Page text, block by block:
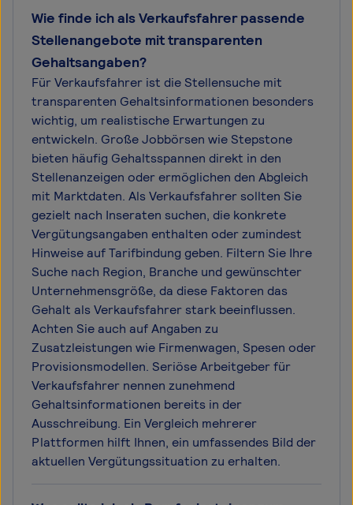
Wie finde ich als Verkaufsfahrer passende
Stellenangebote mit transparenten
Gehaltsangaben?
Für Verkaufsfahrer ist die Stellensuche mit
transparenten Gehaltsinformationen besonders
wichtig, um realistische Erwartungen zu
entwickeln. Große Jobbörsen wie Stepstone
bieten häufig Gehaltsspannen direkt in den
Stellenanzeigen oder ermöglichen den Abgleich
mit Marktdaten. Als Verkaufsfahrer sollten Sie
gezielt nach Inseraten suchen, die konkrete
Vergütungsangaben enthalten oder zumindest
Hinweise auf Tarifbindung geben. Filtern Sie Ihre
Suche nach Region, Branche und gewünschter
Unternehmensgröße, da diese Faktoren das
Gehalt als Verkaufsfahrer stark beeinflussen.
Achten Sie auch auf Angaben zu
Zusatzleistungen wie Firmenwagen, Spesen oder
Provisionsmodellen. Seriöse Arbeitgeber für
Verkaufsfahrer nennen zunehmend
Gehaltsinformationen bereits in der
Ausschreibung. Ein Vergleich mehrerer
Plattformen hilft Ihnen, ein umfassendes Bild der
aktuellen Vergütungssituation zu erhalten.